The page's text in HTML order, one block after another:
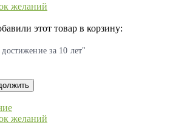
желаний
этот товар в корзину:
за 10 лет"
желаний